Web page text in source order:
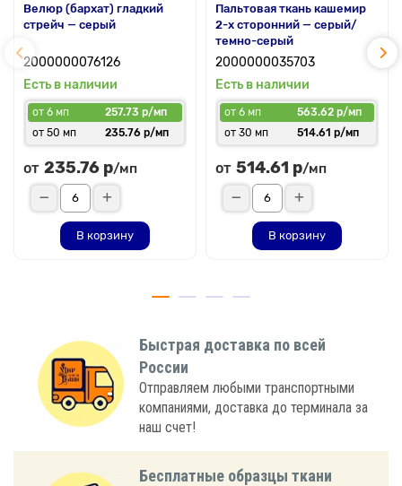
Велюр (бархат) гладкий
стрейч — серый
2000000076126
Есть в наличии
от 6 мп
257.73 р/мп
от 50 мп
235.76 р/мп
от 235.76 р/мп
В корзину
Пальтовая ткань кашемир
2-х сторонний — серый/
темно-серый
2000000035703
Есть в наличии
от 6 мп
563.62 р/мп
от 30 мп
514.61 р/мп
от 514.61 р/мп
В корзину
Быстрая доставка по всей
России
Отправляем любыми транспортными
компаниями, доставка до терминала за
наш счет!
Бесплатные образцы ткани